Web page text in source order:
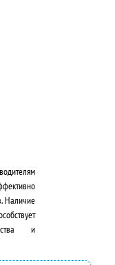
Наличие
и